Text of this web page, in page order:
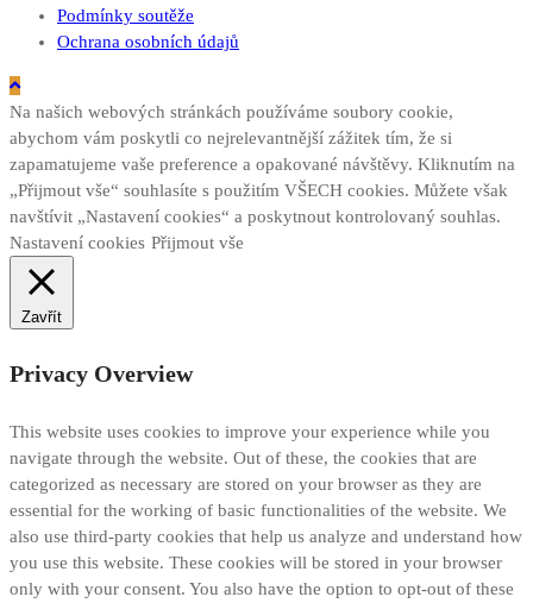
Podmínky soutěže
Ochrana osobních údajů
Na našich webových stránkách používáme soubory cookie,
abychom vám poskytli co nejrelevantnější zážitek tím, že si
zapamatujeme vaše preference a opakované návštěvy. Kliknutím na
„Přijmout vše“ souhlasíte s použitím VŠECH cookies. Můžete však
navštívit „Nastavení cookies“ a poskytnout kontrolovaný souhlas.
Nastavení cookies Přijmout vše
Zavřít
Privacy Overview
This website uses cookies to improve your experience while you
navigate through the website. Out of these, the cookies that are
categorized as necessary are stored on your browser as they are
essential for the working of basic functionalities of the website. We
also use third-party cookies that help us analyze and understand how
you use this website. These cookies will be stored in your browser
only with your consent. You also have the option to opt-out of these